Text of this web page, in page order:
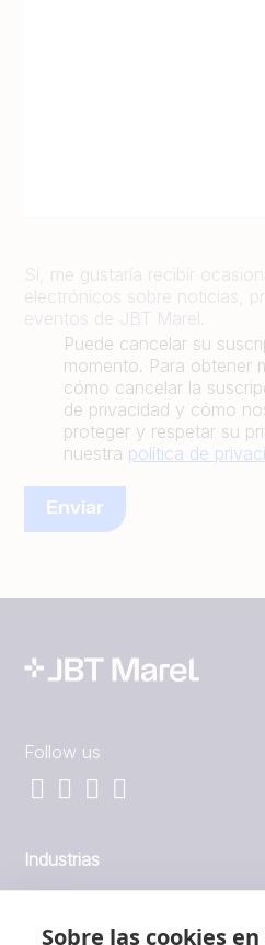
Sobre las cookies
Sí, me gustaría recibir
electrónicos sobre noticias,
eventos de JBT Marel.
Puede cancelar su
momento. Para obtener
cómo cancelar la
de privacidad y cómo
proteger y respetar su
nuestra política de
Follow us
Industrias